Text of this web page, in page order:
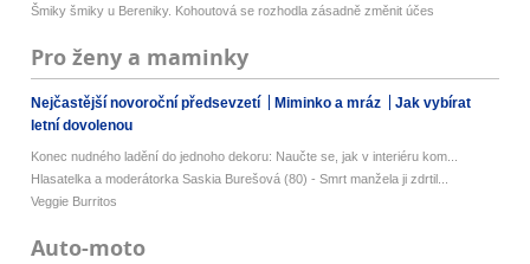
Šmiky šmiky u Bereniky. Kohoutová se rozhodla zásadně změnit účes
Pro ženy a maminky
Nejčastější novoroční předsevzetí Miminko a mráz
Jak vybírat
letní dovolenou
Konec nudného ladění do jednoho dekoru: Naučte se, jak v interiéru kom...
Hlasatelka a moderátorka Saskia Burešová (80) - Smrt manžela ji zdrtil...
Veggie Burritos
Auto-moto